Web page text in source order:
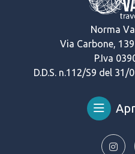
Norma
Via Carbone,
P.Iva
D.D.S. n.112/S9 del